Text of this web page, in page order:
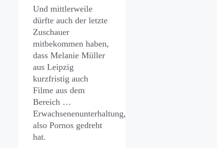
Und mittlerweile
dürfte auch der letzte
Zuschauer
mitbekommen haben,
dass Melanie Müller
aus Leipzig
kurzfristig auch
Filme aus dem
Bereich …
Erwachsenenunterhaltung,
also Pornos gedreht
hat.